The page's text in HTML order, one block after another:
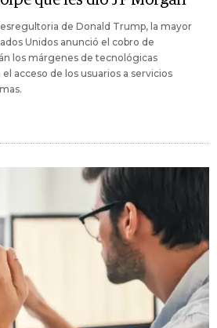
de Donald Trump, la mayor
Unidos anunció el cobro de
los márgenes de tecnológicas
acceso de los usuarios a servicios